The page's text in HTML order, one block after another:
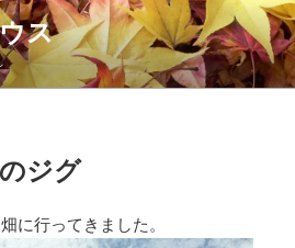
ス
ジグ
に行ってきました。